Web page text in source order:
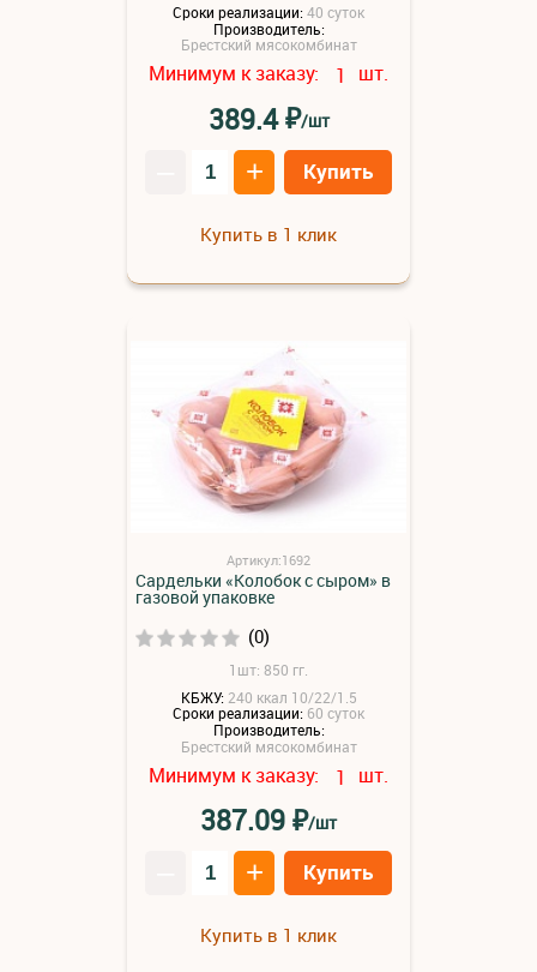
Сроки реализации:40 суток
Производитель:
Брестский мясокомбинат
Минимум к заказу: 1 шт.
389.4₽/шт
+ Купить
Купить в 1 клик
Артикул:1692
Сардельки «Колобок с сыром» в
газовой упаковке
(0)
1шт: 850 гг.
КБЖУ: 240 ккал 10/22/1.5
Сроки реализации: 60 суток
Производитель:
Брестский мясокомбинат
Минимум к заказу: 1 шт.
387.09₽/шт
+ Купить
Купить в 1 клик